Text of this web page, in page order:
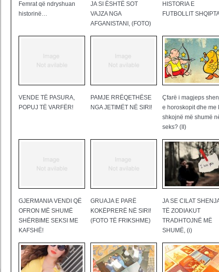
Femrat që ndryshuan
historinë…
JA SI ËSHTË SOT
VAJZA NGA
AFGANISTANI, (FOTO)
HISTORIA E
FUTBOLLIT
VENDE TË PASURA,
POPUJ TË VARFËR!
PAMJE RRËQETHËSE
NGA JETIMËT NË SIRI!
Çfarë i magjeps
e horoskopit dhe me
shkojnë më shumë
seks? (II)
GJERMANIA VENDI QË
OFRON MË SHUMË
SHËRBIME SEKSI ME
KAFSHË!
GRUAJA E PARË
KOKËPRERË NË SIRI!
(FOTO TË FRIKSHME)
JA SE CILAT
TË ZODIAKUT
TRADHTOJNË MË
SHUMË, (i)